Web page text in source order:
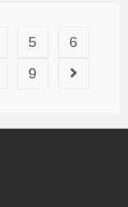
5
6
9